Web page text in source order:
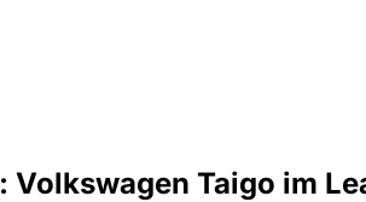
Volkswagen Taigo im